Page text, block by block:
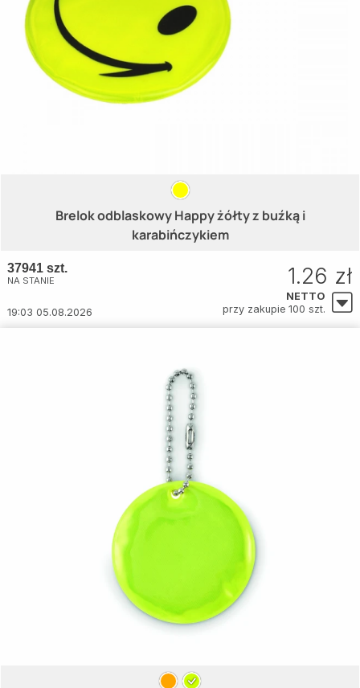
Brelok odblaskowy Happy żółty z buźką i
karabińczykiem
37941 szt.
NA STANIE
19:03 05.08.2026
1.26 zł
NETTO
przy zakupie 100 szt.